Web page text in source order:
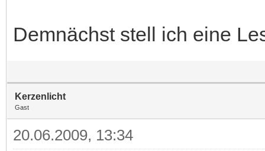
Demnächst stell ich eine
Kerzenlicht
Gast
20.06.2009, 13:34